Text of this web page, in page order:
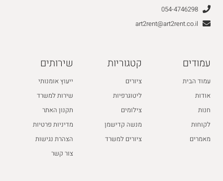
054-4746298
art2rent@art2rent.co.il
עמודים
עמוד הבית
אודות
חנות
לקוחות
מאמרים
קטגוריות
ציורים
ליטוגרפיות
צילומים
מנשה קדישמן
ציורים למשרד
שירותים
ייעוץ אומנותי
שירות למשרד
תקנון האתר
מדיניות פרטיות
הצהרת נגישות
צור קשר